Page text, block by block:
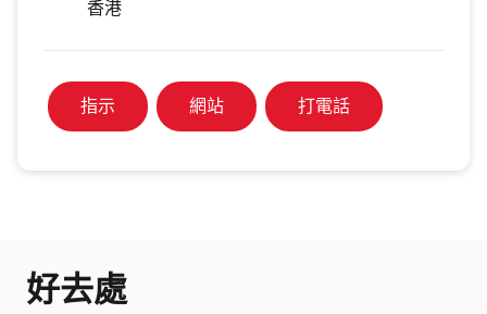
香港
指示 網站 打電話
好去處